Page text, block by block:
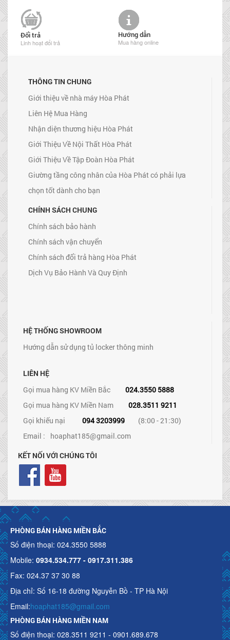
Đổi trả
Linh hoạt đổi trả
Hướng dẫn
Mua hàng online
THÔNG TIN CHUNG
Giới thiệu về nhà máy Hòa Phát
Liên Hệ Mua Hàng
Nhận diện thương hiệu Hòa Phát
Giới Thiệu Về Nội Thất Hòa Phát
Giới Thiệu Về Tập Đoàn Hòa Phát
Giường tầng công nhân của Hòa Phát có phải lựa
chọn tốt dành cho bạn
CHÍNH SÁCH CHUNG
Chính sách bảo hành
Chính sách vận chuyển
Chính sách đổi trả hàng Hòa Phát
Dịch Vụ Bảo Hành Và Quy Định
HỆ THỐNG SHOWROOM
Hướng dẫn sử dụng tủ locker thông minh
LIÊN HỆ
Gọi mua hàng KV Miền Bắc
024.3550 5888
Gọi mua hàng KV Miền Nam
028.3511 9211
Gọi khiếu nại
094 3203999
(8:00 - 21:30)
Email : hoaphat185@gmail.com
KẾT NỐI VỚI CHÚNG TÔI
PHÒNG BÁN HÀNG MIỀN BẮC
Số điện thoại: 024.3550 5888
Mobile: 0934.534.777 - 0917.311.386
Fax: 024.37 37 30 88
Địa chỉ: Số 16-18 đường Nguyễn Bồ - TP Hà Nội
Email:hoaphat185@gmail.com
PHÒNG BÁN HÀNG MIỀN NAM
Số điện thoại: 028.3511 9211 - 0901.689.678